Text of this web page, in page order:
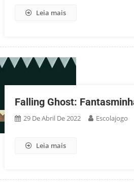
Leia mais
Falling Ghost:
29 De Abril De 2022 Escolajogo
Leia mais